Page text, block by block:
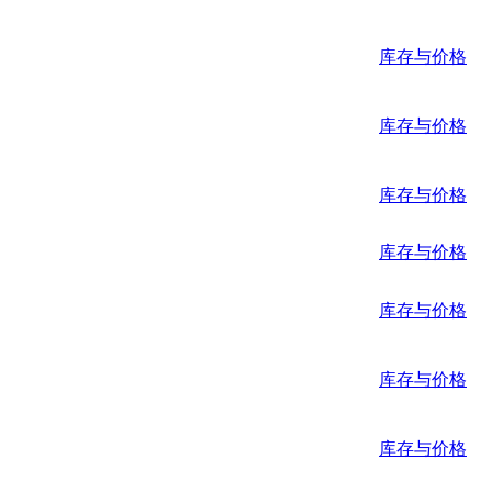
库存与价格
库存与价格
库存与价格
库存与价格
库存与价格
库存与价格
库存与价格